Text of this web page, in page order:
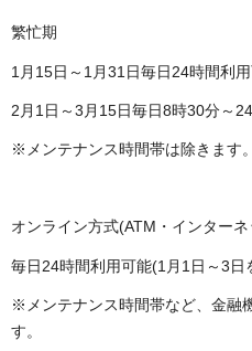
繁忙期
1月15日～1月31日毎日24時間利
2月1日～3月15日毎日8時30分～
※メンテナンス時間帯は除きます。
オンライン方式(ATM・インター
毎日24時間利用可能(1月1日～3日
※メンテナンス時間帯など、金融
す。